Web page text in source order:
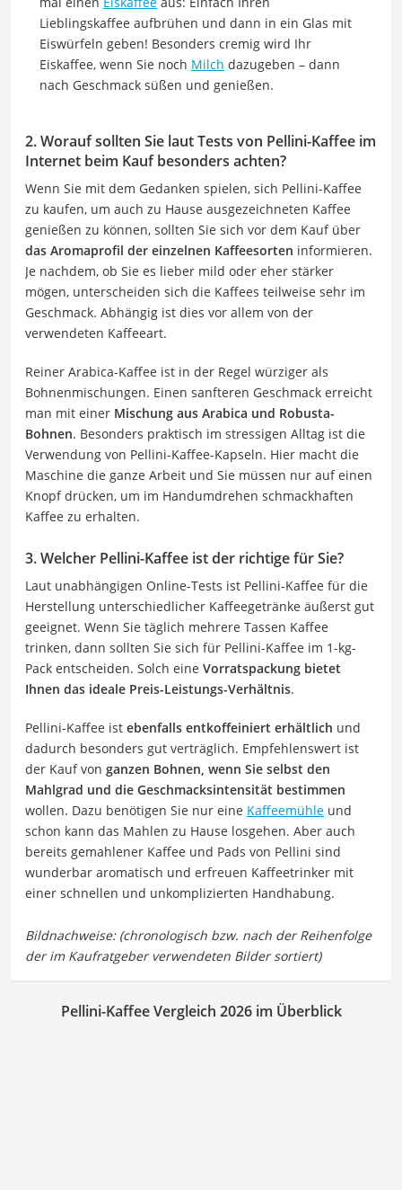
Lieblingskaffee aufbrühen und dann in ein Glas mit
Eiswürfeln geben! Besonders cremig wird Ihr
Eiskaffee, wenn Sie noch Milch dazugeben – dann
nach Geschmack süßen und genießen.
2. Worauf sollten Sie laut Tests von Pellini-Kaffee im
Internet beim Kauf besonders achten?
Wenn Sie mit dem Gedanken spielen, sich Pellini-Kaffee
zu kaufen, um auch zu Hause ausgezeichneten Kaffee
genießen zu können, sollten Sie sich vor dem Kauf über
das Aromaprofil der einzelnen Kaffeesorten informieren.
Je nachdem, ob Sie es lieber mild oder eher stärker
mögen, unterscheiden sich die Kaffees teilweise sehr im
Geschmack. Abhängig ist dies vor allem von der
verwendeten Kaffeeart.
Reiner Arabica-Kaffee ist in der Regel würziger als
Bohnenmischungen. Einen sanfteren Geschmack erreicht
man mit einer Mischung aus Arabica und Robusta-
Bohnen. Besonders praktisch im stressigen Alltag ist die
Verwendung von Pellini-Kaffee-Kapseln. Hier macht die
Maschine die ganze Arbeit und Sie müssen nur auf einen
Knopf drücken, um im Handumdrehen schmackhaften
Kaffee zu erhalten.
3. Welcher Pellini-Kaffee ist der richtige für Sie?
Laut unabhängigen Online-Tests ist Pellini-Kaffee für die
Herstellung unterschiedlicher Kaffeegetränke äußerst gut
geeignet. Wenn Sie täglich mehrere Tassen Kaffee
trinken, dann sollten Sie sich für Pellini-Kaffee im 1-kg-
Pack entscheiden. Solch eine Vorratspackung bietet
Ihnen das ideale Preis-Leistungs-Verhältnis.
Pellini-Kaffee ist ebenfalls entkoffeiniert erhältlich und
dadurch besonders gut verträglich. Empfehlenswert ist
der Kauf von ganzen Bohnen, wenn Sie selbst den
Mahlgrad und die Geschmacksintensität bestimmen
wollen. Dazu benötigen Sie nur eine Kaffeemühle und
schon kann das Mahlen zu Hause losgehen. Aber auch
bereits gemahlener Kaffee und Pads von Pellini sind
wunderbar aromatisch und erfreuen Kaffeetrinker mit
einer schnellen und unkomplizierten Handhabung.
Pellini-Kaffee Vergleich 2026 im Überblick